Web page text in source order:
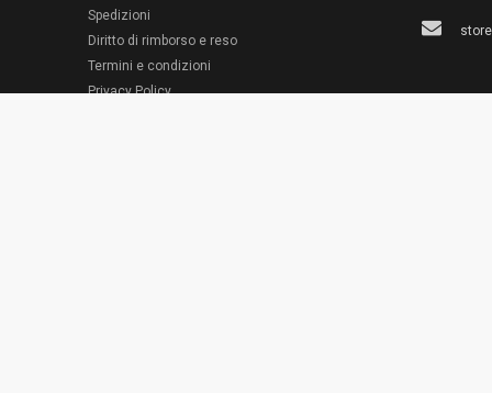
© 2022 Emporio Necchi
Spedizioni
Diritto di rimborso e reso
Termini e condizioni
Privacy Policy